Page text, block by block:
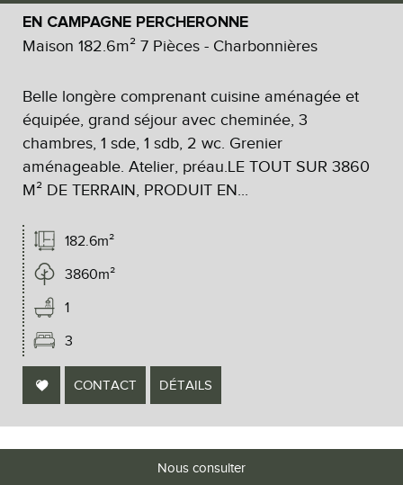
EN CAMPAGNE PERCHERONNE
Maison 182.6m² 7 Pièces - Charbonnières
Belle longère comprenant cuisine aménagée et
équipée, grand séjour avec cheminée, 3
chambres, 1 sde, 1 sdb, 2 wc. Grenier
aménageable. Atelier, préau.LE TOUT SUR 3860
M² DE TERRAIN, PRODUIT EN...
182.6m²
3860m²
1
3
CONTACT DÉTAILS
Nous consulter